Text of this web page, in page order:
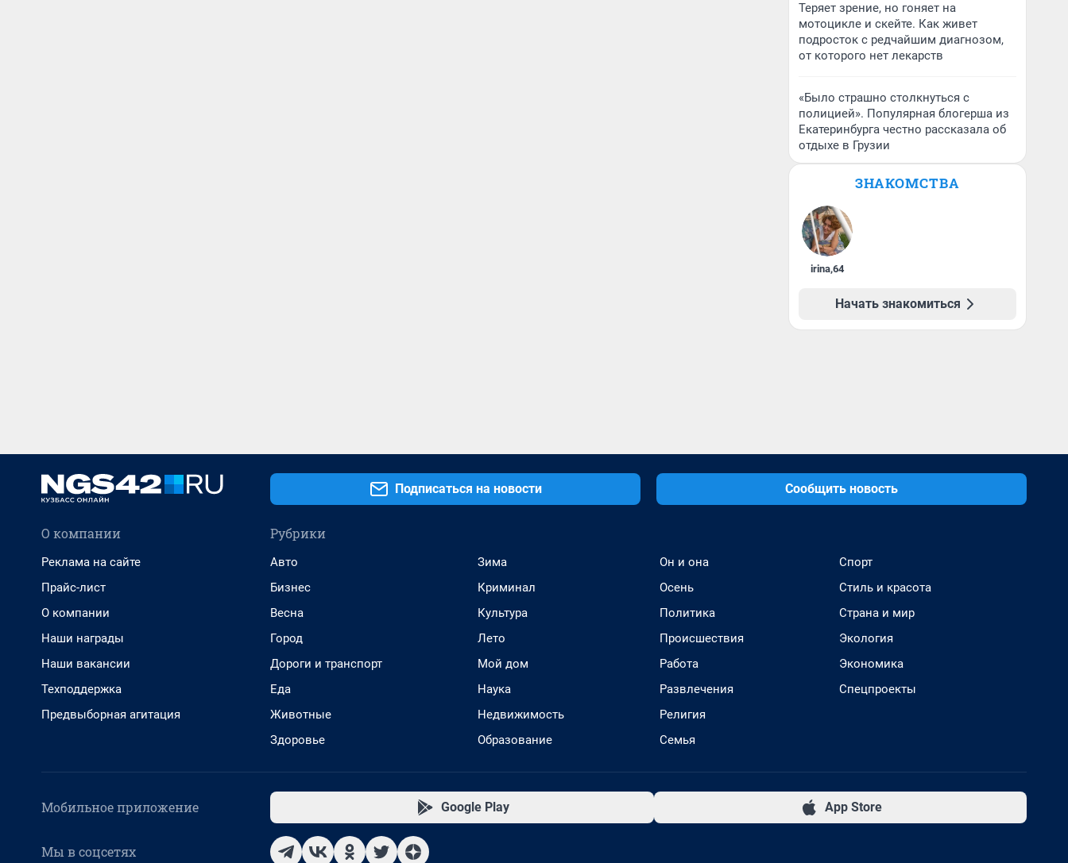
Теряет зрение, но гоняет на
мотоцикле и скейте. Как живет
подросток с редчайшим диагнозом,
от которого нет лекарств
«Было страшно столкнуться с
полицией». Популярная блогерша из
Екатеринбурга честно рассказала об
отдыхе в Грузии
ЗНАКОМСТВА
irina,64
Начать знакомиться
Подписаться на новости Сообщить новость
О компании
Реклама на сайте
Прайс-лист
О компании
Наши награды
Наши вакансии
Техподдержка
Предвыборная агитация
Рубрики
Авто
Бизнес
Весна
Город
Дороги и транспорт
Еда
Животные
Здоровье
Зима
Криминал
Культура
Лето
Мой дом
Наука
Недвижимость
Образование
Он и она
Осень
Политика
Происшествия
Работа
Развлечения
Религия
Семья
Спорт
Стиль и красота
Страна и мир
Экология
Экономика
Спецпроекты
Мобильное приложение Google Play App Store
Мы в соцсетях